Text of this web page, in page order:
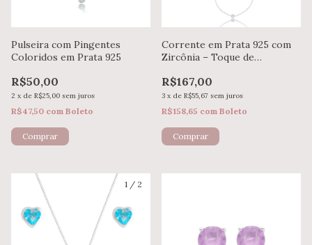
Pulseira com Pingentes
Coloridos em Prata 925
R$50,00
2 x de R$25,00 sem juros
R$47,50 com Boleto
Corrente em Prata 925 com
Zircônia – Toque de
R$167,00
3 x de R$55,67 sem juros
R$158,65 com Boleto
1 / 2